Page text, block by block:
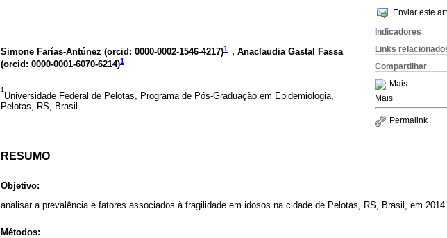
Enviar este
Indicadores
Links
Compartilhar
Mais
Mais
Permalink
Simone Farías-Antúnez (orcid: 0000-0002-1546-4217)1 , Anaclaudia Gastal Fassa
(orcid: 0000-0001-6070-6214)1
1
Universidade Federal de Pelotas, Programa de Pós-Graduação em Epidemiologia,
Pelotas, RS, Brasil
RESUMO
Objetivo:
analisar a prevalência e fatores associados à fragilidade em idosos na cidade de Pelotas, RS, Brasil, em 2014.
Métodos: